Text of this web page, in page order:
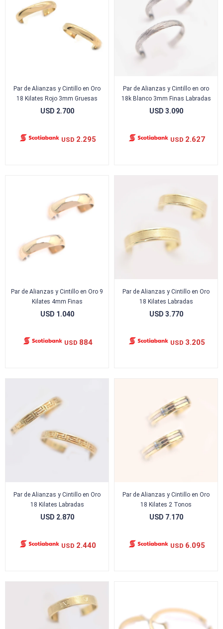
Par de Alianzas y Cintillo en Oro
18 Kilates Rojo 3mm Gruesas
USD 2.700
USD 2.295
Par de Alianzas y Cintillo en oro
18k Blanco 3mm Finas Labradas
USD 3.090
USD 2.627
Par de Alianzas y Cintillo en Oro 9
Kilates 4mm Finas
USD 1.040
USD 884
Par de Alianzas y Cintillo en Oro
18 Kilates Labradas
USD 3.770
USD 3.205
Par de Alianzas y Cintillo en Oro
18 Kilates Labradas
USD 2.870
USD 2.440
Par de Alianzas y Cintillo en Oro
18 Kilates 2 Tonos
USD 7.170
USD 6.095